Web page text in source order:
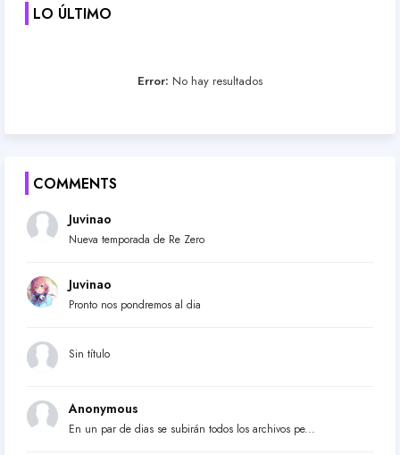
LO ÚLTIMO
Error: No hay resultados
COMMENTS
Juvinao
Nueva temporada de Re Zero
Juvinao
Pronto nos pondremos al dia
Sin título
Anonymous
En un par de dias se subirán todos los archivos pe...